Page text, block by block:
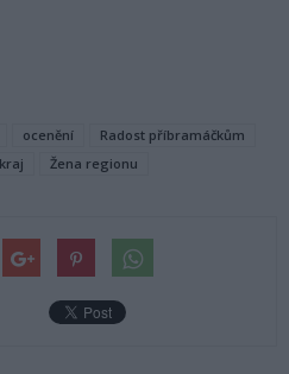
ocenění
Radost příbramáčkům
Žena regionu